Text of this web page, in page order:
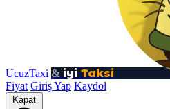
UcuzTaxi & iyi Taksi
Fiyat Giriş Yap Kaydol
Kapat